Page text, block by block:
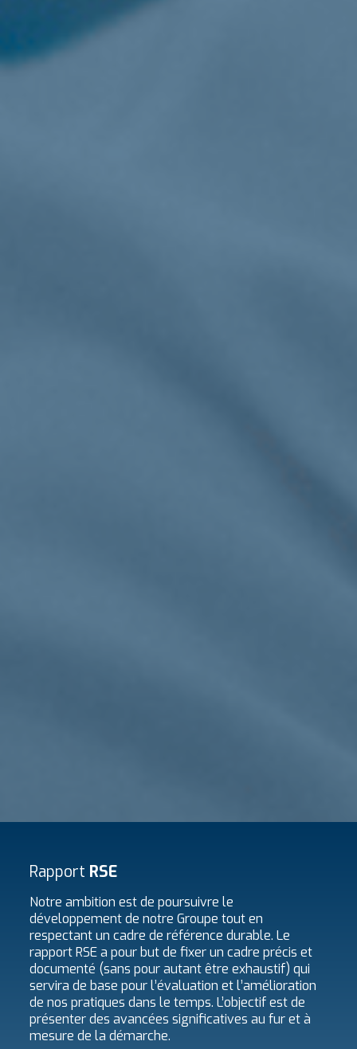
Rapport RSE
Notre ambition est de poursuivre le
développement de notre Groupe tout en
respectant un cadre de référence durable. Le
rapport RSE a pour but de fixer un cadre précis et
documenté (sans pour autant être exhaustif) qui
servira de base pour l’évaluation et l’amélioration
de nos pratiques dans le temps. L’objectif est de
présenter des avancées significatives au fur et à
mesure de la démarche.